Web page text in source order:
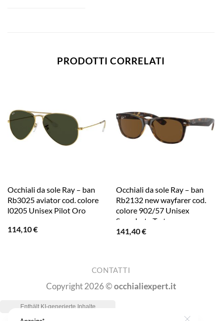
PRODOTTI CORRELATI
Occhiali da sole Ray – ban
Rb3025 aviator cod. colore
l0205 Unisex Pilot Oro
114,10€
Occhiali da sole Ray – ban
Rb2132 new wayfarer cod.
colore 902/57 Unisex
Squadrata Tartaruga
141,40€
CONTATTI
Copyright 2026 ©occhialiexpert.it